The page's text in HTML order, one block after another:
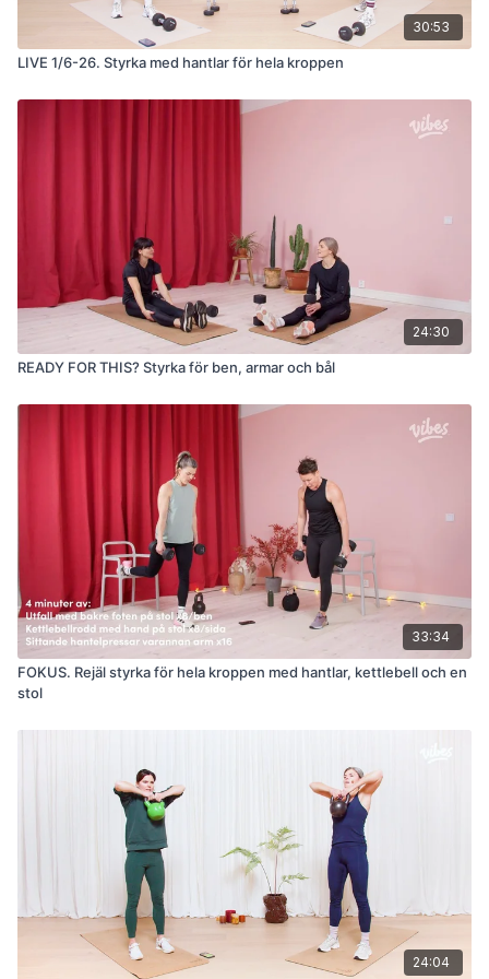
30:53
LIVE 1/6-26. Styrka med hantlar för hela kroppen
24:30
READY FOR THIS? Styrka för ben, armar och bål
33:34
FOKUS. Rejäl styrka för hela kroppen med hantlar, kettlebell och en
stol
24:04